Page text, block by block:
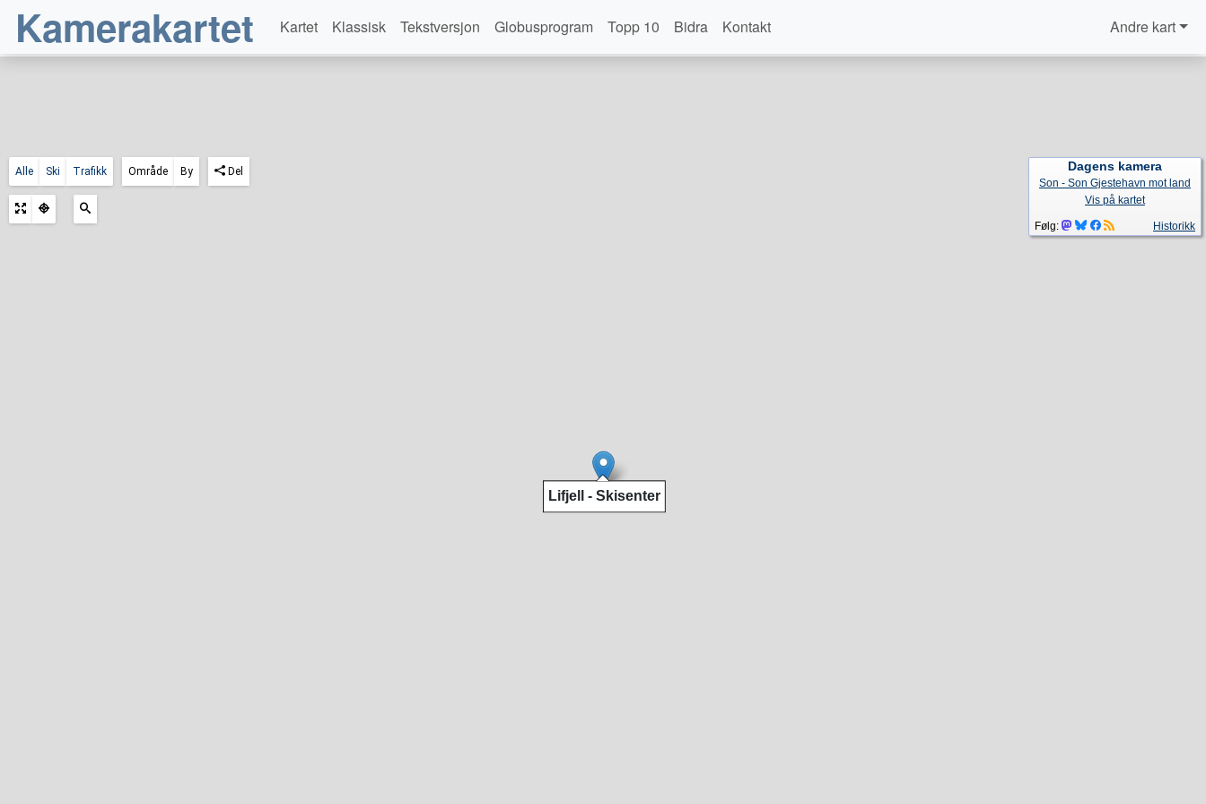
Kamerakartet Kartet Klassisk Tekstversjon Globusprogram Topp 10 Bidra Kontakt Andre kart
Alle Ski Trafikk Område By Del Dagens kamera
Son - Son Gjestehavn mot land
Vis på kartet
Historikk
Følg:
Lifjell - Skisenter